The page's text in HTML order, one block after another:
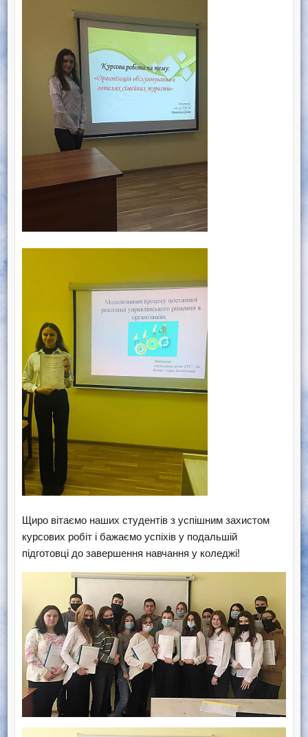
Щиро вітаємо наших студентів з успішним захистом
курсових робіт і бажаємо успіхів у подальшій
підготовці до завершення навчання у коледжі!